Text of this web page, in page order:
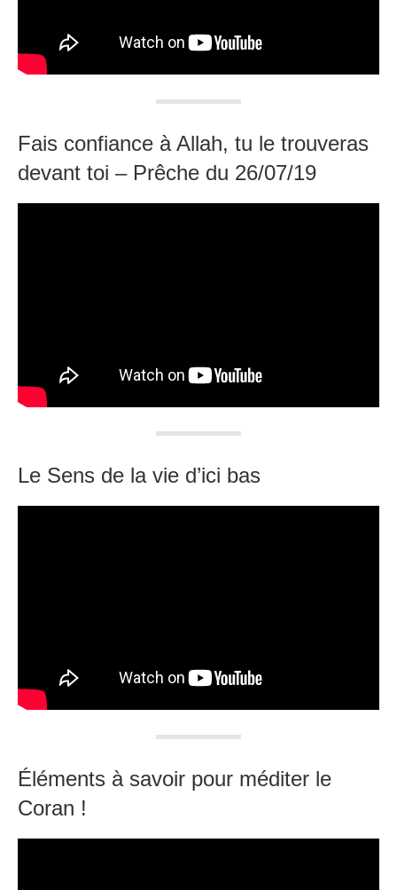
Fais confiance à Allah, tu le trouveras
devant toi – Prêche du 26/07/19
Le Sens de la vie d’ici bas
Éléments à savoir pour méditer le
Coran !